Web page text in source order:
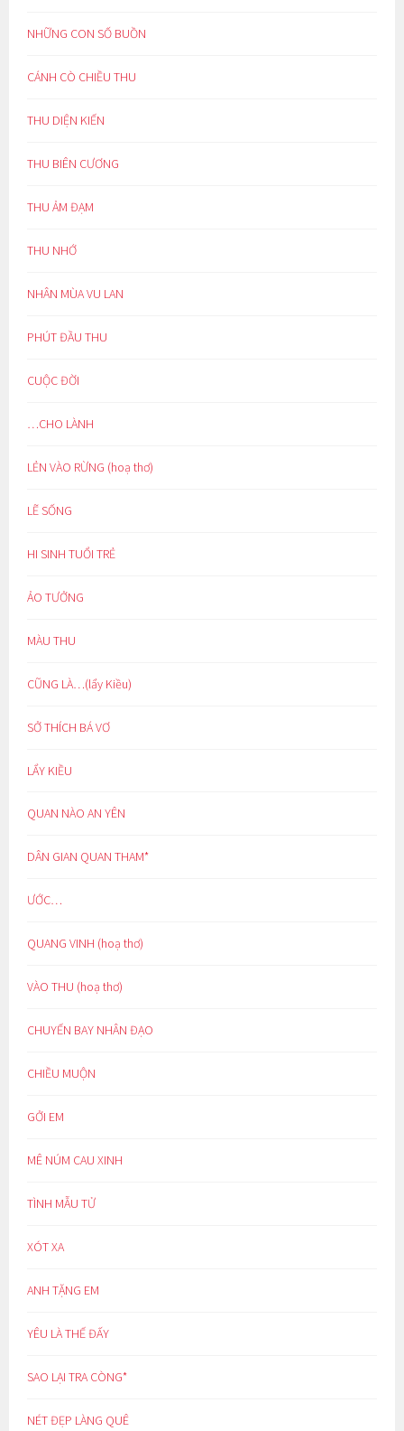
NHỮNG CON SỐ BUỒN
CÁNH CÒ CHIỀU THU
THU DIỆN KIẾN
THU BIÊN CƯƠNG
THU ẢM ĐẠM
THU NHỚ
NHÂN MÙA VU LAN
PHÚT ĐẦU THU
CUỘC ĐỜI
…CHO LÀNH
LẺN VÀO RỪNG (hoạ thơ)
LẼ SỐNG
HI SINH TUỔI TRẺ
ẢO TƯỞNG
MÀU THU
CŨNG LÀ…(lẩy Kiều)
SỞ THÍCH BÁ VƠ
LẨY KIỀU
QUAN NÀO AN YÊN
DÂN GIAN QUAN THAM*
ƯỚC…
QUANG VINH (hoạ thơ)
VÀO THU (hoạ thơ)
CHUYẾN BAY NHÂN ĐẠO
CHIỀU MUỘN
GỞI EM
MÊ NÚM CAU XINH
TÌNH MẪU TỬ
XÓT XA
ANH TẶNG EM
YÊU LÀ THẾ ĐẤY
SAO LẠI TRA CÒNG*
NÉT ĐẸP LÀNG QUÊ